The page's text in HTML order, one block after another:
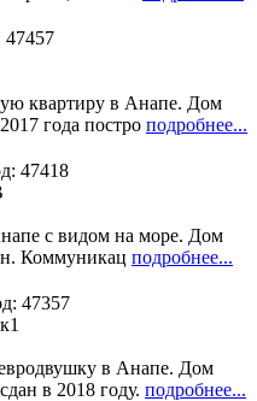
47457
квартиру в Анапе. Дом
года постро подробнее...
47418
с видом на море. Дом
Коммуникац подробнее...
47357
в Анапе. Дом
в 2018 году. подробнее...